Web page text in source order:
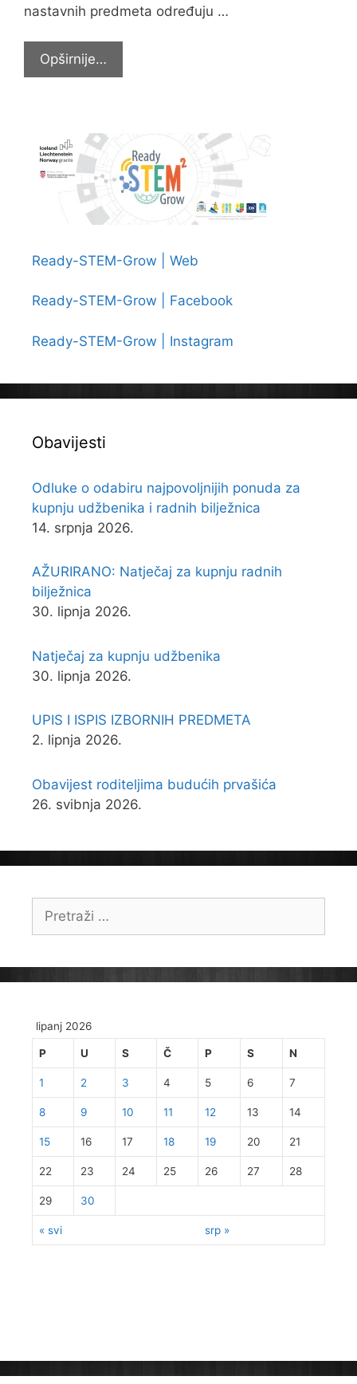
nastavnih predmeta određuju …
Opširnije…
I
PREDMETA
Ready-STEM-Grow | Web
Ready-STEM-Grow | Facebook
Ready-STEM-Grow | Instagram
Obavijesti
Odluke o odabiru najpovoljnijih ponuda za
kupnju udžbenika i radnih bilježnica
14. srpnja 2026.
AŽURIRANO: Natječaj za kupnju radnih
bilježnica
30. lipnja 2026.
Natječaj za kupnju udžbenika
30. lipnja 2026.
UPIS I ISPIS IZBORNIH PREDMETA
2. lipnja 2026.
Obavijest roditeljima budućih prvašića
26. svibnja 2026.
lipanj 2026
P U S Č P S N
« svi srp »
1 2 3 4 5 6 7
8 9 10 11 12 13 14
15 16 17 18 19 20 21
22 23 24 25 26 27 28
29 30